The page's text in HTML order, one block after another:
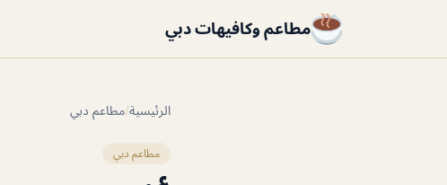
مطاعم وكافيهات دبي
الرئيسية/مطاعم دبي
مطاعم دبي